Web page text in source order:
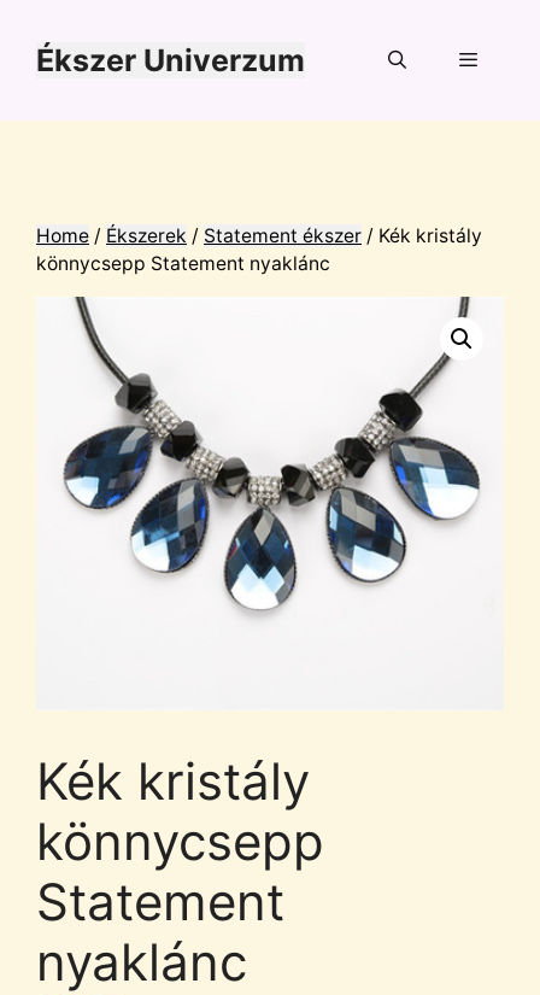
tartalomba
Ékszer Univerzum
Home / Ékszerek / Statement ékszer / Kék kristály
könnycsepp Statement nyaklánc
Kék kristály
könnycsepp
Statement
nyaklánc